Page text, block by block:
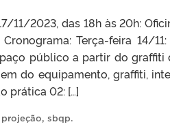
11/2023, das 18h às 20h:
Terça-feira 14/
público a partir do
do equipamento, graffiti,
prática 02: […]
projeção, sbqp.